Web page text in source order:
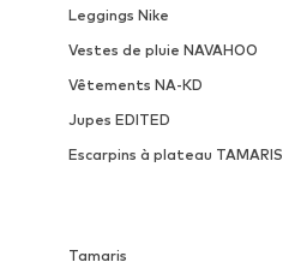
Leggings Nike
Vestes de pluie NAVAHOO
Vêtements NA-KD
Jupes EDITED
Escarpins à plateau TAMARIS
Tamaris